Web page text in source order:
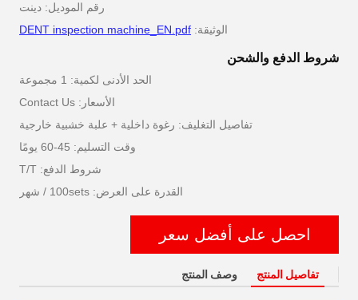
رقم الموديل: دينت
الوثيقة: DENT inspection machine_EN.pdf
شروط الدفع والشحن
الحد الأدنى لكمية: 1 مجموعة
الأسعار: Contact Us
تفاصيل التغليف: رغوة داخلية + علبة خشبية خارجية
وقت التسليم: 45-60 يومًا
شروط الدفع: T/T
القدرة على العرض: 100sets / شهر
احصل على أفضل سعر
تفاصيل المنتج وصف المنتج